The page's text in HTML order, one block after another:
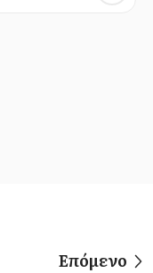
Επόμενο